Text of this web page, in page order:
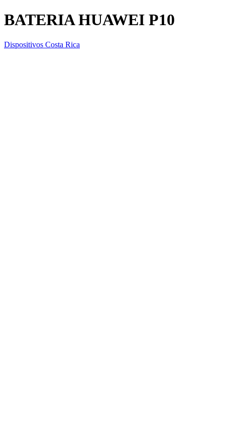
BATERIA HUAWEI P10
Dispositivos Costa Rica